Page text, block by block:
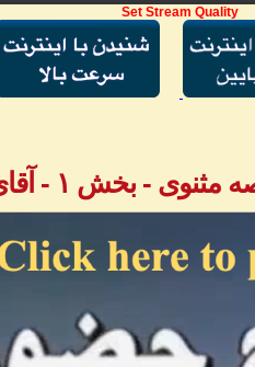
Set Stream Quality
- بخش ۱ - آقای حسام